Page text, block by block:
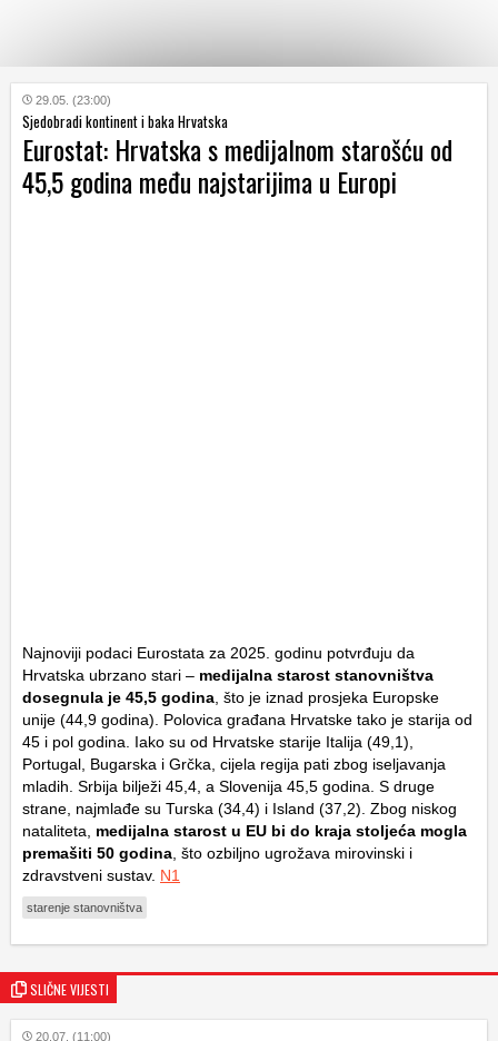
KATEGORIJE
HRVATSKI
WEB
29.05. (23:00)
Sjedobradi kontinent i baka Hrvatska
Eurostat: Hrvatska s medijalnom starošću od
45,5 godina među najstarijima u Europi
Najnoviji podaci Eurostata za 2025. godinu potvrđuju da
Hrvatska ubrzano stari – medijalna starost stanovništva
dosegnula je 45,5 godina , što je iznad prosjeka Europske
unije (44,9 godina). Polovica građana Hrvatske tako je starija od
45 i pol godina. Iako su od Hrvatske starije Italija (49,1),
Portugal, Bugarska i Grčka, cijela regija pati zbog iseljavanja
mladih. Srbija bilježi 45,4, a Slovenija 45,5 godina. S druge
strane, najmlađe su Turska (34,4) i Island (37,2). Zbog niskog
nataliteta, medijalna starost u EU bi do kraja stoljeća mogla
premašiti 50 godina , što ozbiljno ugrožava mirovinski i
zdravstveni sustav. N1
starenje stanovništva
SLIČNE VIJESTI
20.07. (11:00)